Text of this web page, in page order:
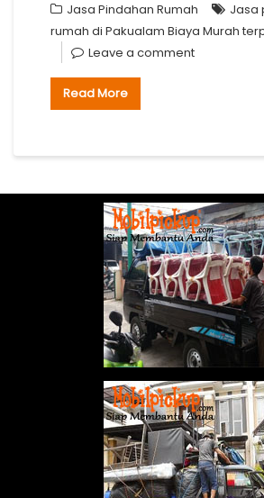
Jasa Pindahan Rumah
Jasa
rumah di Pakualam Biaya Murah
Leave a comment
Read More